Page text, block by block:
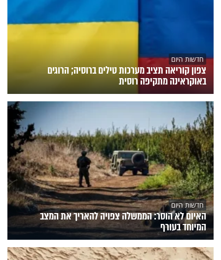
חדשות היום
צפון קוריאה תציב מערכות טילים ברוסיה; הרוגים
באוקראינה מתקיפה רוסית
חדשות היום
האיום לא הוסר: הממשלה צפויה להאריך את המצב
המיוחד בעורף